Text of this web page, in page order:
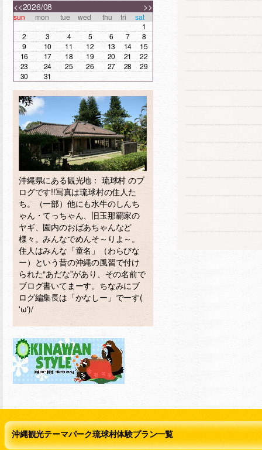
<< >>
2026/08
sun mon tue wed thu fri
sat
1
2
3 4 5 6 7
8
9
10 11 12 13 14
15
16
17 18 19 20 21
22
23
24 25 26 27 28
29
30
31
沖縄県にある観光地： 琉球村 のブ
ログです!!写真は琉球村の住人た
ち。（一部）他にも水牛のしんち
ゃん・てっちゃん、旧玉那覇家の
ヤギ、園内のおばあちゃんなど
様々。みんなでめんそ～りよ～。
住人はみんな「童名」（わらびな
ー）という昔の沖縄の風習で付け
られた“あだな”があり、その名前で
ブログ書いてまーす。ちなみにブ
ログ編集長は「かなしー」でーす(
'ω')/
沖縄観光テーマパーク琉球村体験プラン一覧